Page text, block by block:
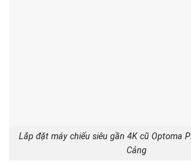
Lắp đặt máy chiếu siêu gần 4K cũ Optoma
Cảng